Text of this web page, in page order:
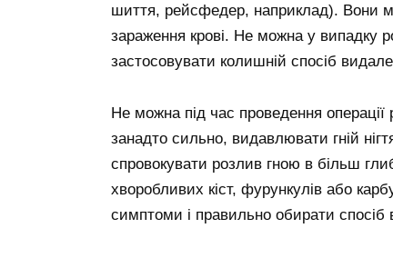
шиття, рейсфедер, наприклад). Вони
зараження крові. Не можна у випадку
застосовувати колишній спосіб
Не можна під час проведення операції
занадто сильно, видавлювати гній
спровокувати розлив гною в більш
хворобливих кіст, фурункулів або
симптоми і правильно обирати